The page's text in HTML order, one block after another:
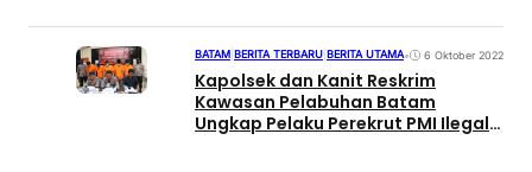
BATAM BERITA TERBARU BERITA UTAMA• 6 Oktober 2022
Kapolsek dan Kanit Reskrim
Kawasan Pelabuhan Batam
Ungkap Pelaku Perekrut PMI Ilegal